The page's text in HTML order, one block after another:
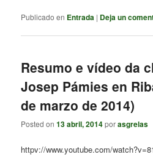
Publicado en Entrada | Deja un
Resumo e vídeo da
Josep Pámies en
de marzo de 2014)
Posted on13 abril, 2014porasgrelas
httpv://www.youtube.com/